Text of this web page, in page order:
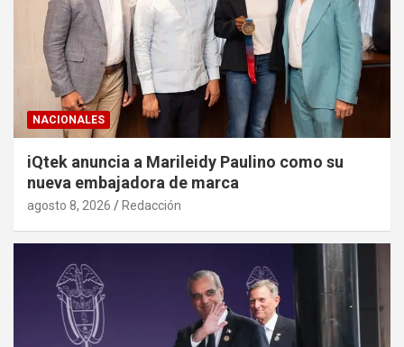
NACIONALES
iQtek anuncia a Marileidy Paulino como su
nueva embajadora de marca
agosto 8, 2026 Redacción